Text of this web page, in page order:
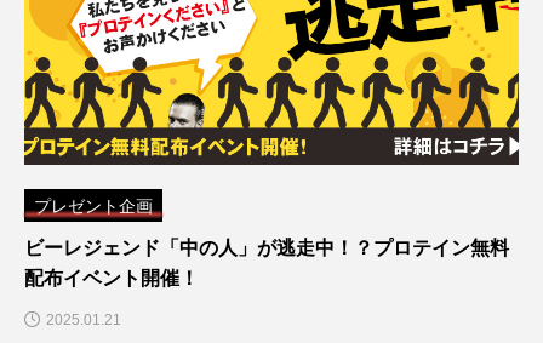
プレゼント企画
ビーレジェンド「中の人」が逃走中！？プロテイン無料
配布イベント開催！
2025.01.21